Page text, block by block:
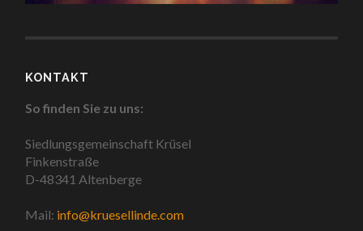
KONTAKT
So finden Sie zu uns:
Siedlungsgemeinschaft Krüsel
Finkenstraße
D-48341 Altenberge
Mail: info@kruesellinde.com